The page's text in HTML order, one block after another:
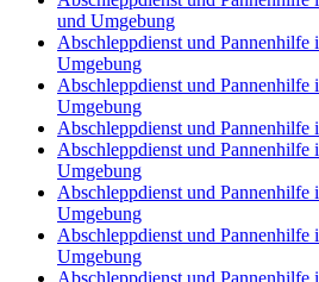
und Umgebung
Abschleppdienst und Pannenhilfe
Umgebung
Abschleppdienst und Pannenhilfe
Umgebung
Abschleppdienst und Pannenhilfe
Abschleppdienst und Pannenhilfe
Umgebung
Abschleppdienst und Pannenhilfe
Umgebung
Abschleppdienst und
Umgebung
Abschleppdienst und